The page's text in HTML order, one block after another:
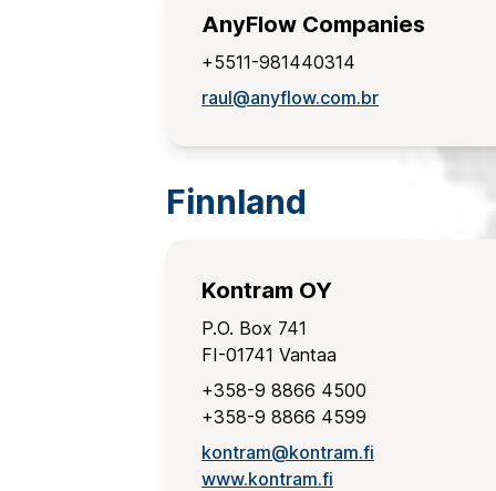
AnyFlow Companies
+5511-981440314
raul@anyflow.com.br
Finnland
Kontram OY
P.O. Box 741
FI-01741 Vantaa
+358-9 8866 4500
+358-9 8866 4599
kontram@kontram.fi
www.kontram.fi